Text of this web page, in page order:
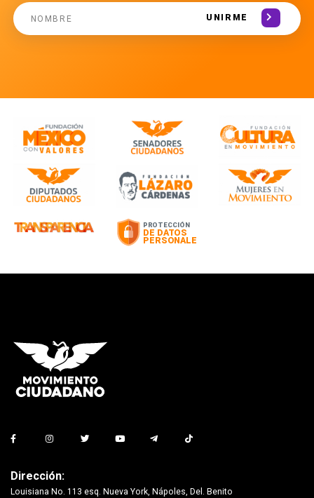
UNIRME
Dirección:
Louisiana No. 113 esq. Nueva York, Nápoles, Del. Benito